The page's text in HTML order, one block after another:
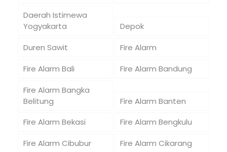
Daerah Istimewa
Yogyakarta
Depok
Duren Sawit
Fire Alarm
Fire Alarm Bali
Fire Alarm Bandung
Fire Alarm Bangka
Belitung
Fire Alarm Banten
Fire Alarm Bekasi
Fire Alarm Bengkulu
Fire Alarm Cibubur
Fire Alarm Cikarang